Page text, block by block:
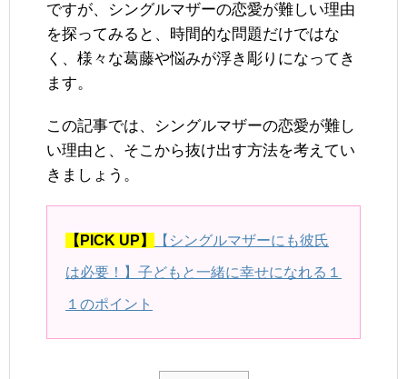
ですが、シングルマザーの恋愛が難しい理由
を探ってみると、時間的な問題だけではな
く、様々な葛藤や悩みが浮き彫りになってき
ます。
この記事では、シングルマザーの恋愛が難し
い理由と、そこから抜け出す方法を考えてい
きましょう。
【PICK UP】 【シングルマザーにも彼氏
は必要！】子どもと一緒に幸せになれる１
１のポイント